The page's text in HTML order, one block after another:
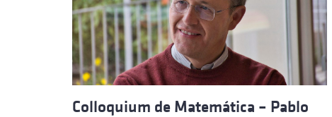
Formação
Colloquium de Matemática – Pablo